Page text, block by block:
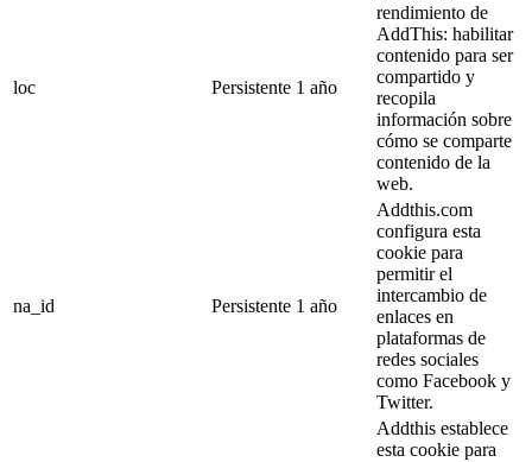
loc Persistente 1 año
rendimiento de
AddThis: habilitar
contenido para ser
compartido y
recopila
información sobre
cómo se comparte
contenido de la
web.
na_id Persistente 1 año
Addthis.com
configura esta
cookie para
permitir el
intercambio de
enlaces en
plataformas de
redes sociales
como Facebook y
Twitter.
Addthis establece
esta cookie para